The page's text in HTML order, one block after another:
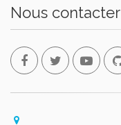
Nous contacter